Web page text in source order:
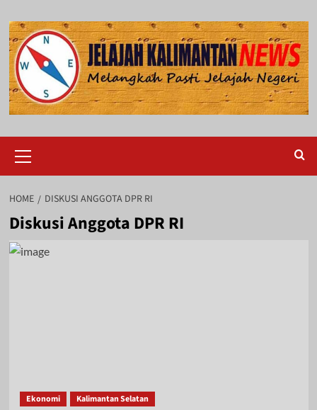
to
content
Menu
HOME DISKUSI ANGGOTA DPR RI
Diskusi Anggota DPR RI
Ekonomi Kalimantan Selatan